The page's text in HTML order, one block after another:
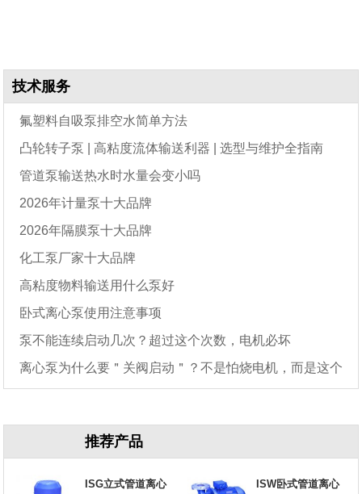
技术服务
氟塑料自吸泵排空水简单方法
凸轮转子泵 | 高粘度流体输送利器 | 选型与维护全指南
管道泵输送热水时水量会变小吗
2026年计量泵十大品牌
2026年隔膜泵十大品牌
化工泵厂家十大品牌
高粘度物料输送用什么泵好
卧式离心泵使用注意事项
泵不能连续启动几次？超过这个次数，电机必坏
离心泵为什么要＂关阀启动＂？不是怕烧电机，而是这个
推荐产品
ISG立式管道离心
ISW卧式管道离心